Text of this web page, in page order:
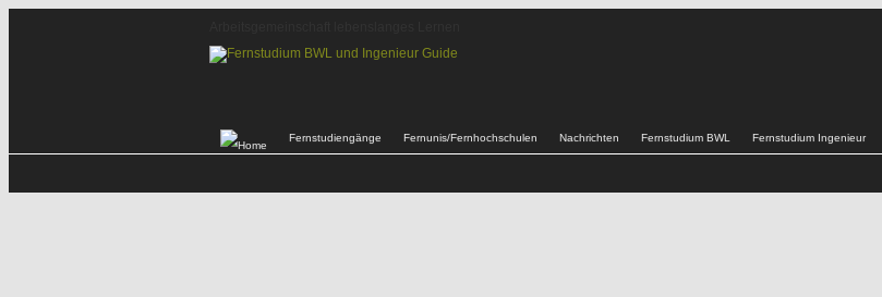
Fernstudiengänge Fernunis/Fernhochschulen Nachrichten Fernstudium BWL Fernstudium Ingenieur